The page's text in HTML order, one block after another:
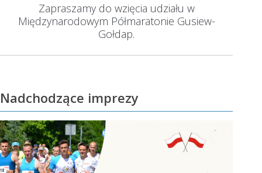
Następny
wpis:
Zapraszamy do wzięcia udziału w
Międzynarodowym Półmaratonie Gusiew-
Gołdap.
Nadchodzące imprezy